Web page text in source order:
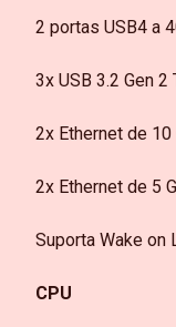
2 portas USB4 a
3x USB 3.2 Gen
2x Ethernet de
2x Ethernet de 5
Suporta Wake on
CPU